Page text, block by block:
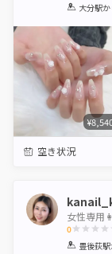
1 2 3 4
大分駅
空き状況
女性専用
0
1 2 3 4
豊後荻駅